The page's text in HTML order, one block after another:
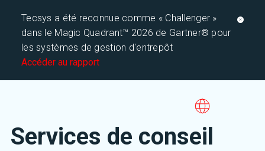
Tecsys a été reconnue comme « Challenger »
dans le Magic Quadrant™ 2026 de Gartner® pour
les systèmes de gestion d'entrepôt
Accéder au rapport
Services de conseil